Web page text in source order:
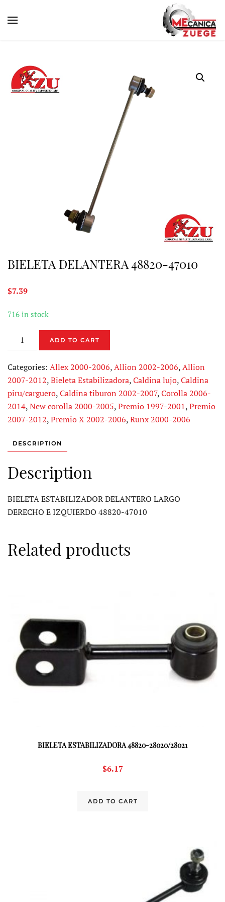
BIELETA DELANTERA 48820-47010
$7.39
716 in stock
BIELETA
DELANTERA
48820-
47010
quantity
ADD TO CART
Categories: Allex 2000-2006,Allion 2002-2006,Allion
2007-2012,Bieleta Estabilizadora,Caldina lujo,Caldina
piru/carguero,Caldina tiburon 2002-2007,Corolla 2006-
2014,New corolla 2000-2005,Premio 1997-2001,Premio
2007-2012,Premio X 2002-2006,Runx 2000-2006
DESCRIPTION
Description
BIELETA ESTABILIZADOR DELANTERO LARGO
DERECHO E IZQUIERDO 48820-47010
Related products
BIELETA ESTABILIZADORA 48820-28020/28021
$6.17
ADD TO CART